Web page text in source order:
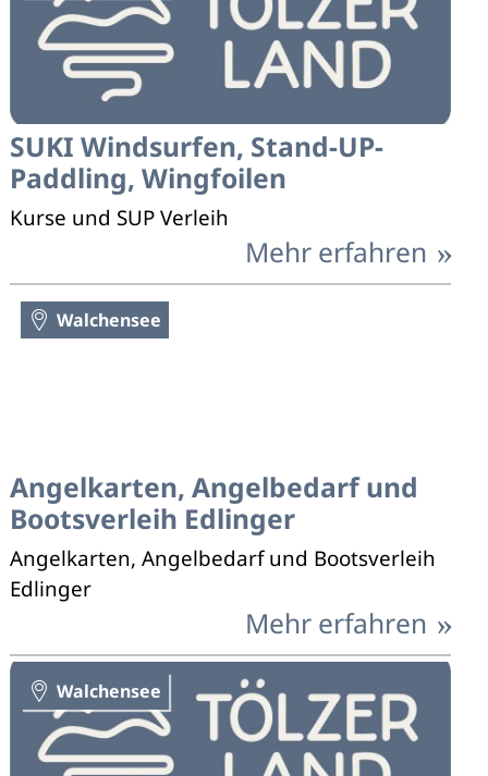
SUKI Windsurfen, Stand-UP-
Paddling, Wingfoilen
Kurse und SUP Verleih
Mehr erfahren
Walchensee
Angelkarten, Angelbedarf und
Bootsverleih Edlinger
Angelkarten, Angelbedarf und Bootsverleih
Edlinger
Mehr erfahren
Walchensee